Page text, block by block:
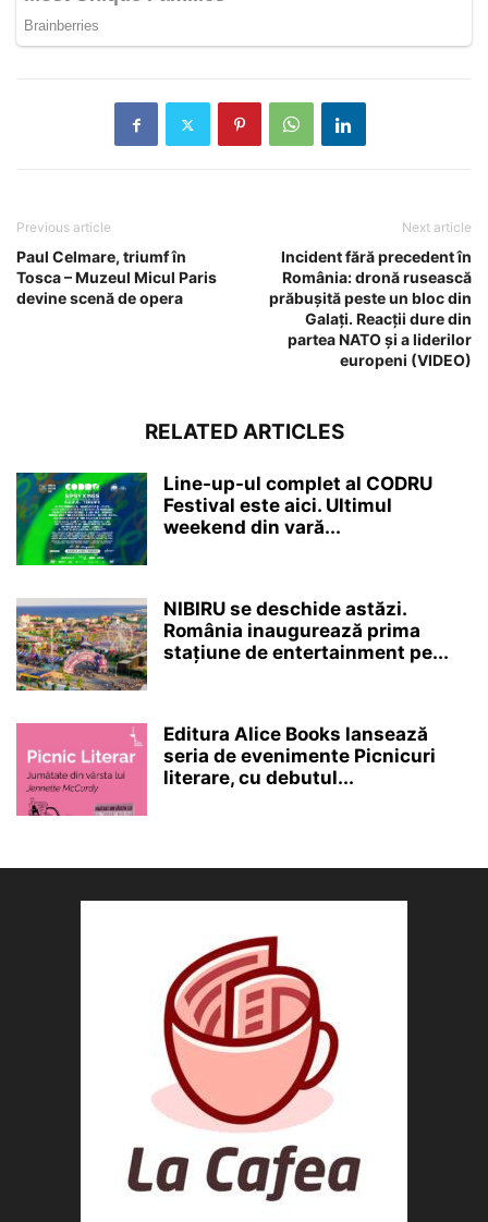
Previous article
Paul Celmare, triumf în
Tosca – Muzeul Micul Paris
devine scenă de opera
Next article
Incident fără precedent în
România: dronă rusească
prăbușită peste un bloc din
Galați. Reacții dure din
partea NATO și a liderilor
europeni (VIDEO)
RELATED ARTICLES
Line-up-ul complet al CODRU
Festival este aici. Ultimul
weekend din vară...
NIBIRU se deschide astăzi.
România inaugurează prima
stațiune de entertainment pe...
Editura Alice Books lansează
seria de evenimente Picnicuri
literare, cu debutul...